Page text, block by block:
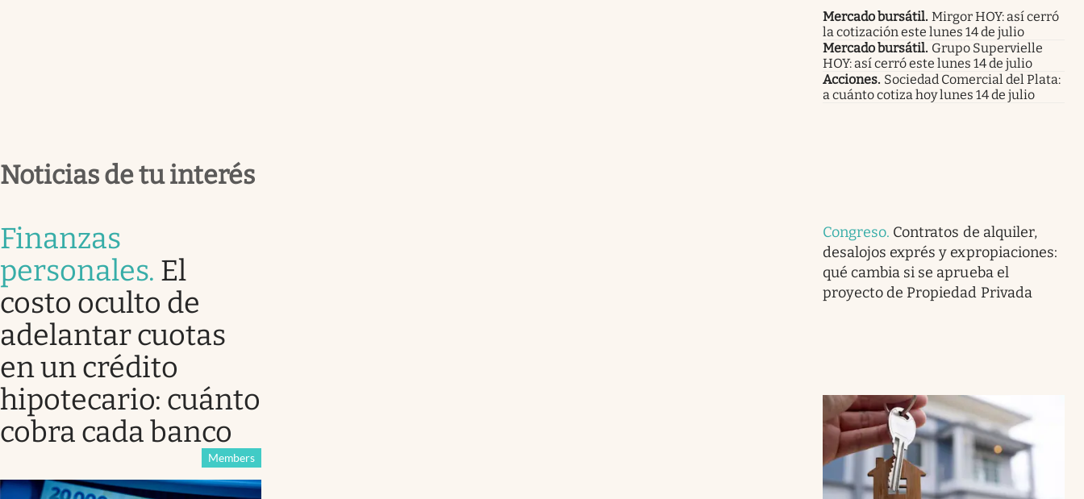
Mercado bursátil. Mirgor HOY: así cerró
la cotización este lunes 14 de julio
Mercado bursátil. Grupo Supervielle
HOY: así cerró este lunes 14 de julio
Acciones. Sociedad Comercial del Plata:
a cuánto cotiza hoy lunes 14 de julio
Noticias de tu interés
Finanzas
personales. El
costo oculto de
adelantar cuotas
en un crédito
hipotecario: cuánto
cobra cada banco
Members
Congreso. Contratos de alquiler,
desalojos exprés y expropiaciones:
qué cambia si se aprueba el
proyecto de Propiedad Privada